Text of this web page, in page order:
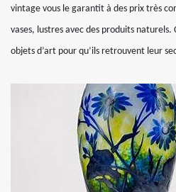
vintage vous le garantit à des prix très
vases, lustres avec des produits naturels.
objets d’art pour qu’ils retrouvent leur